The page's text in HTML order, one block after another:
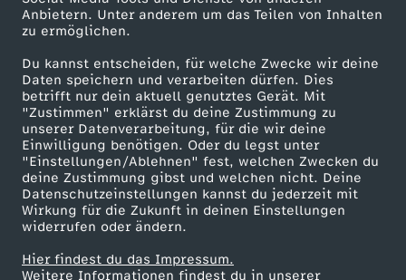
Anbietern. Unter anderem um das Teilen von Inhalten
zu ermöglichen.
Du kannst entscheiden, für welche Zwecke wir deine
Daten speichern und verarbeiten dürfen. Dies
betrifft nur dein aktuell genutztes Gerät. Mit
"Zustimmen" erklärst du deine Zustimmung zu
unserer Datenverarbeitung, für die wir deine
Einwilligung benötigen. Oder du legst unter
"Einstellungen/Ablehnen" fest, welchen Zwecken du
deine Zustimmung gibst und welchen nicht. Deine
Datenschutzeinstellungen kannst du jederzeit mit
Wirkung für die Zukunft in deinen Einstellungen
widerrufen oder ändern.
Hier findest du das Impressum.
Weitere Informationen findest du in unserer
t
e
r
n
f
r
Karriere
ZDF goes Schule
Werbefernsehen
Mainzelmännchen
Partner